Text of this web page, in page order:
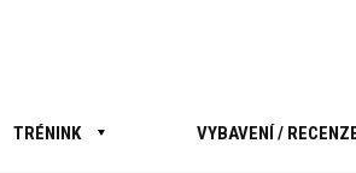
TRÉNINK VYBAVENÍ /